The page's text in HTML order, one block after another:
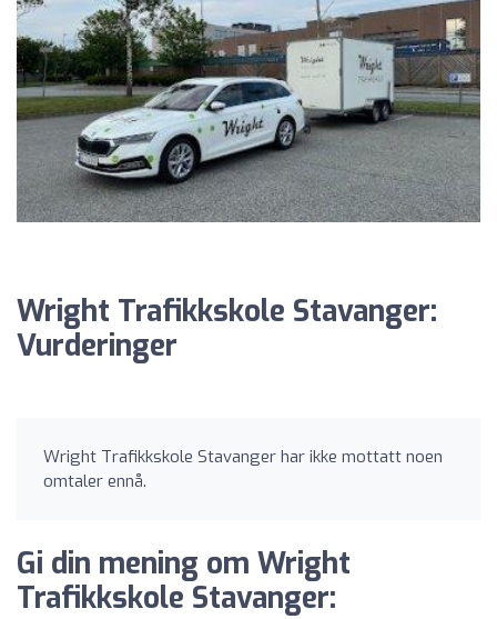
Wright Trafikkskole Stavanger:
Vurderinger
Wright Trafikkskole Stavanger har ikke mottatt noen
omtaler ennå.
Gi din mening om Wright
Trafikkskole Stavanger: